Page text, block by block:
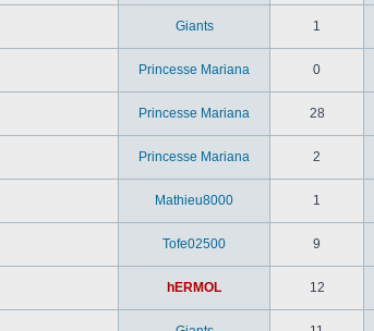
Giants 1
Princesse Mariana 0
Princesse Mariana 28
Princesse Mariana 2
Mathieu8000 1
Tofe02500 9
hERMOL 12